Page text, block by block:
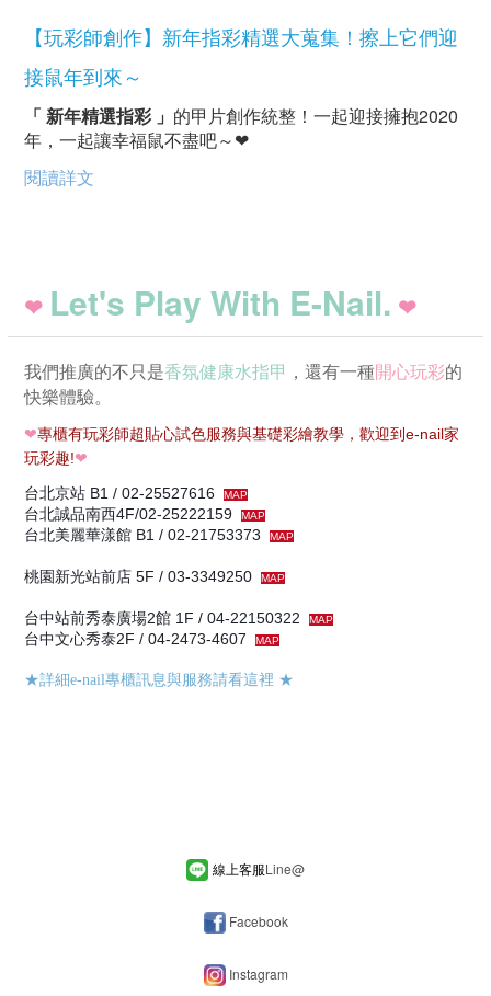
【玩彩師創作】新年指彩精選大蒐集！擦上它們迎
接鼠年到來～
「 新年精選指彩 」 的甲片創作統整！一起迎接擁抱2020
年，一起讓幸福鼠不盡吧～❤
閱讀詳文
❤ Let's Play With E-Nail. ❤
我們推廣的不只是香氛健康水指甲 ，還有一種開心玩彩的
快樂體驗。
❤專櫃有玩彩師超貼心試色服務與基礎彩繪教學，歡迎到e-nail家
玩彩趣!❤
台北京站 B1 / 02-25527616
MAP
台北誠品南西4F/02-25222159 MAP
台北美麗華漾館 B1 / 02-21753373 MAP
桃園新光站前店 5F / 03-3349250 MAP
台中站前秀泰廣場2館 1F / 04-22150322 MAP
台中文心秀泰2F / 04-2473-4607 MAP
★詳細e-nail專櫃訊息與服務請看這裡 ★
線上客服Line@
Facebook
Instagram